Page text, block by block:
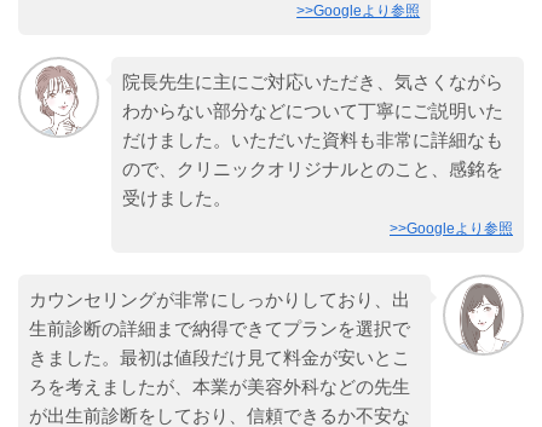
>>Googleより参照
院長先生に主にご対応いただき、気さくながら
わからない部分などについて丁寧にご説明いた
だけました。いただいた資料も非常に詳細なも
ので、クリニックオリジナルとのこと、感銘を
受けました。
>>Googleより参照
カウンセリングが非常にしっかりしており、出
生前診断の詳細まで納得できてプランを選択で
きました。最初は値段だけ見て料金が安いとこ
ろを考えましたが、本業が美容外科などの先生
が出生前診断をしており、信頼できるか不安な